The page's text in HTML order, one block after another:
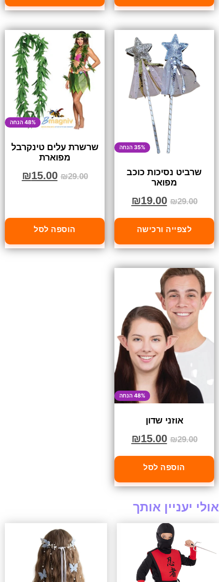
35% הנחה
שרביט נסיכות כוכב
מפואר
₪29.00
₪19.00
לצפייה ורכישה
48% הנחה
שרשרת עלים טינקרבל
מפוארת
₪29.00
₪15.00
הוספה לסל
48% הנחה
אוזני שדון
₪29.00
₪15.00
הוספה לסל
אולי יעניין אותך